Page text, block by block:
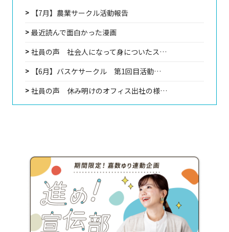
【7月】農業サークル活動報告
最近読んで面白かった漫画
社員の声 社会人になって身についたス…
【6月】バスケサークル 第1回目活動…
社員の声 休み明けのオフィス出社の様…